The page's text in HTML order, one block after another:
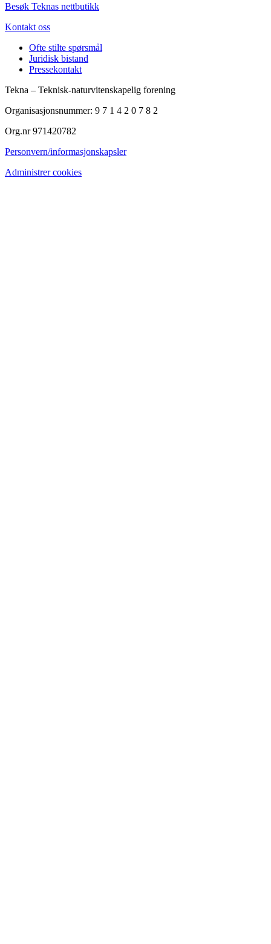
Besøk Teknas nettbutikk
Kontakt oss
Ofte stilte spørsmål
Juridisk bistand
Pressekontakt
Tekna – Teknisk-naturvitenskapelig forening
Organisasjonsnummer: 9 7 1 4 2 0 7 8 2
Org.nr 971420782
Personvern/informasjonskapsler
Administrer cookies